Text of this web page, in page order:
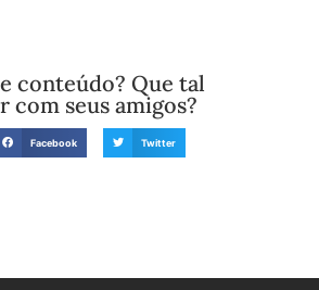
conteúdo? Que tal
seus amigos?
Facebook Twitter